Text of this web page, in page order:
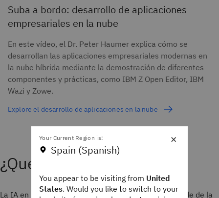
Suba a bordo: desarrollo de aplicaciones
empresariales en la nube
En este vídeo, el Dr. Peter Haumer explica cómo se
desarrollan las aplicaciones empresariales modernas en
la nube híbrida mediante la demostración de diferentes
componentes y prácticas, como IBM Z Open Editor, IBM
Wazi y Zowe.
Explore el desarrollo de aplicaciones en la nube
¿Qué es la IA en la nube?
La IA en la nube se refiere a un tipo de IA que depende de la
×
Your Current Region is:
Spain (Spanish)
You appear to be visiting from United
States. Would you like to switch to your